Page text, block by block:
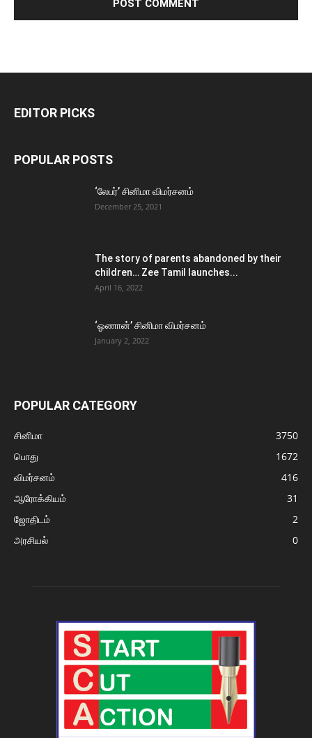
EDITOR PICKS
POPULAR POSTS
‘லேபர்’ சினிமா விமர்சனம்
December 25, 2021
The story of parents abandoned by their
children… Zee Tamil launches...
April 16, 2022
‘ஓணான்’ சினிமா விமர்சனம்
January 2, 2022
POPULAR CATEGORY
சினிமா
3750
பொது
1672
விமர்சனம்
416
ஆரோக்கியம்
31
ஜோதிடம்
2
அரசியல்
0